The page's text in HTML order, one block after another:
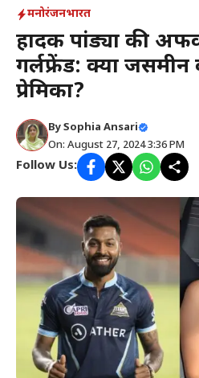
मनोरंजनभारत
हार्दिक पांड्या की
गर्लफ्रेंड: क्या जसमीन
प्रेमिका?
BySophia Ansari
On: August 27, 2024 3:36 PM
Follow Us: